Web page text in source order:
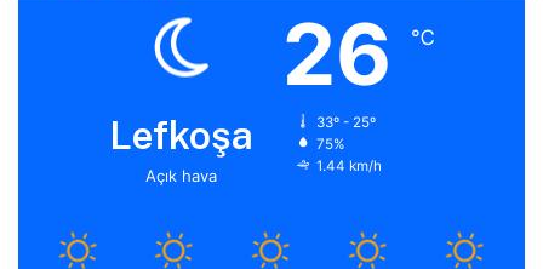
Lefkoşa
Açık hava
26 ℃
33º - 25º
75%
1.44 km/h